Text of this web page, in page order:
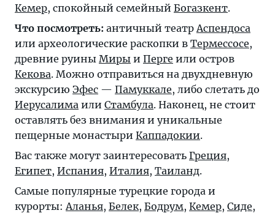
Кемер, спокойный семейный Богазкент.
Что посмотреть: античный театр Аспендоса
или археологические раскопки в Термессосе,
древние руины Миры и Перге или остров
Кекова. Можно отправиться на двухдневную
экскурсию Эфес — Памуккале, либо слетать до
Иерусалима или Стамбула. Наконец, не стоит
оставлять без внимания и уникальные
пещерные монастыри Каппадокии.
Вас также могут заинтересовать Греция,
Египет, Испания, Италия, Таиланд.
Самые популярные турецкие города и
курорты: Аланья, Белек, Бодрум, Кемер, Сиде,